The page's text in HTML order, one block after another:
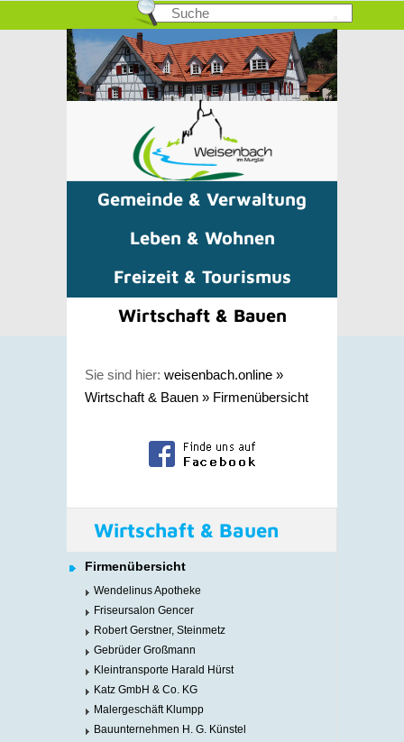
Gemeinde & Verwaltung
Leben & Wohnen
Freizeit & Tourismus
Wirtschaft & Bauen
Sie sind hier: weisenbach.online »
Wirtschaft & Bauen » Firmenübersicht
Wirtschaft & Bauen
Firmenübersicht
Wendelinus Apotheke
Friseursalon Gencer
Robert Gerstner, Steinmetz
Gebrüder Großmann
Kleintransporte Harald Hürst
Katz GmbH & Co. KG
Malergeschäft Klumpp
Bauunternehmen H. G. Künstel